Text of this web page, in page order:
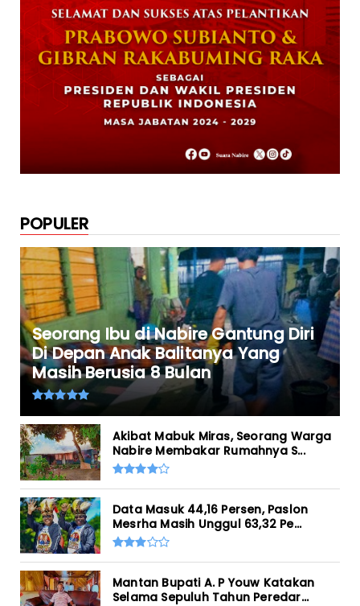
October 23, 2024
KRIMINAL
Polsek Uwapa Nabire Amankan Sepuluh
Karton Minuman Beralkoho...
October 20, 2024
POPULER
Seorang Ibu di Nabire Gantung Diri
Di Depan Anak Balitanya Yang
Masih Berusia 8 Bulan
Akibat Mabuk Miras, Seorang Warga
Nabire Membakar Rumahnya S...
Data Masuk 44,16 Persen, Paslon
Mesrha Masih Unggul 63,32 Pe...
Mantan Bupati A. P Youw Katakan
Selama Sepuluh Tahun Peredar...